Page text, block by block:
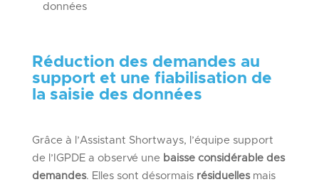
données
Réduction des demandes au
support et une fiabilisation de
la saisie des données
Grâce à l’Assistant Shortways, l’équipe support
de l’IGPDE a observé une baisse considérabledes
demandes. Elles sont désormais résiduellesmais